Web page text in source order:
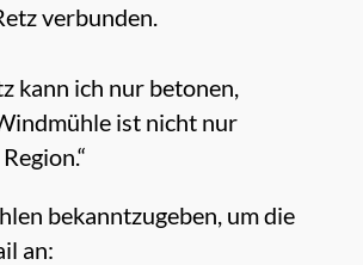
verbunden.
kann ich nur betonen,
ist nicht nur
bekanntzugeben, um die
an: